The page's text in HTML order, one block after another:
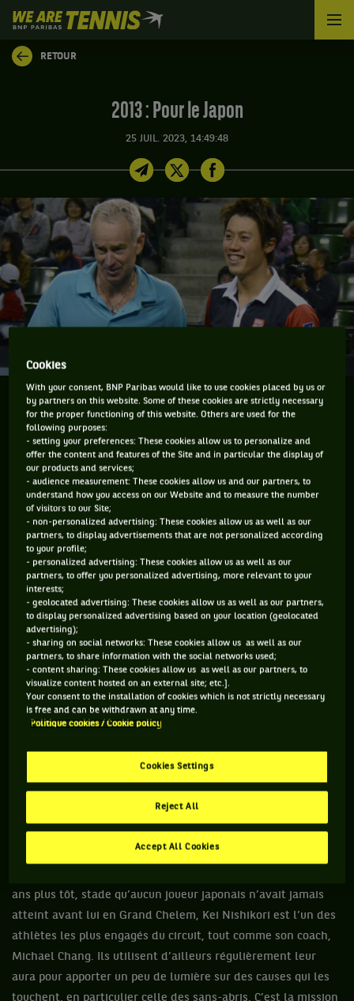
We
are
Tennis
by
RETOUR
2013 : Pour le Japon
25 JUIL. 2023, 14:49:48
MCENROE VS NISHIKORI, UN MATCH SOLIDAIRE
Il aura suffi de sept points pour prouver que
John McEnroe
n’avait rien perdu de son toucher. Le 17 novembre 2013, pour
son premier match sur le sol japonais depuis 1997, l
’Américain affronte
Kei Nishikori, star locale et numéro 11
mondial, dans un match d’exhibition. Les deux têtes d
’affiche ont rempli les 10 000 places de l’Ariake Coliseum de
Tokyo, dont l’argent tiré de leur vente sera versé à la Tohoku
Tennis Association, qui aide à reconstruire les infrastructures
tennistiques détruites par le tsunami ayant déferlé sur la
côte pacifique du Japon en mars 2011. À la surprise générale,
McEnroe remporte les sept premiers points. Nishikori,
d’abord clément, finit par s’employer au second set et
l’emporter 1/6, 6/4 et 10/7 au super tie-break. « Considérant
que j’ai été prévenu il y a seulement quelques semaines, mon
corps bougeait plutôt bien, confie McEnroe à l’issue de la
a eu pitié de moi. C’est bon de venir ici pour aider les gens qui
traversent un moment difficile. Malheureusement, des
désastres comme celui-ci semblent arriver de plus en plus
souvent. »
Véritable idole au Japon depuis sa médaille de bronze aux JO
ans plus tôt, stade qu’aucun joueur japonais n’avait jamais
atteint avant lui en Grand Chelem, Kei Nishikori est l’un des
athlètes les plus engagés du circuit, tout comme son coach,
Michael Chang. Ils utilisent d’ailleurs régulièrement leur
aura pour apporter un peu de lumière sur des causes qui les
touchent, en particulier celle des sans-abris. C’est la mission
Cookies
With your consent, BNP Paribas would like to use cookies placed by us or
by partners on this website. Some of these cookies are strictly necessary
for the proper functioning of this website. Others are used for the
following purposes:
- setting your preferences: These cookies allow us to personalize and
offer the content and features of the Site and in particular the display of
our products and services;
- audience measurement: These cookies allow us and our partners, to
understand how you access on our Website and to measure the number
of visitors to our Site;
- non-personalized advertising: These cookies allow us as well as our
partners, to display advertisements that are not personalized according
to your profile;
- personalized advertising: These cookies allow us as well as our
partners, to offer you personalized advertising, more relevant to your
interests;
- geolocated advertising: These cookies allow us as well as our partners,
to display personalized advertising based on your location (geolocated
advertising);
- sharing on social networks: These cookies allow us as well as our
partners, to share information with the social networks used;
- content sharing: These cookies allow us as well as our partners, to
visualize content hosted on an external site; etc.].
Your consent to the installation of cookies which is not strictly necessary
is free and can be withdrawn at any time.
Politique cookies / Cookie policy
Cookies Settings
Reject All
Accept All Cookies